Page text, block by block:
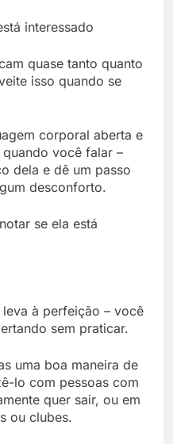
interessado
quase tanto quanto
isso quando se
corporal aberta e
você falar –
dela e dê um passo
desconforto.
se ela está
à perfeição – você
sem praticar.
uma boa maneira de
lo com pessoas com
quer sair, ou em
ou clubes.